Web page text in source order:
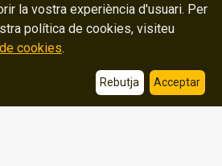
la vostra experiència d'usuari. Per
política de cookies, visiteu
cookies.
Rebutja Acceptar